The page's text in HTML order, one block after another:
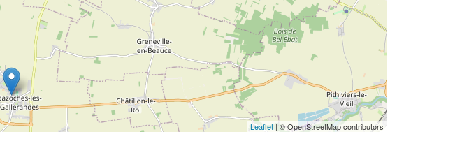
Leaflet | © OpenStreetMap contributors